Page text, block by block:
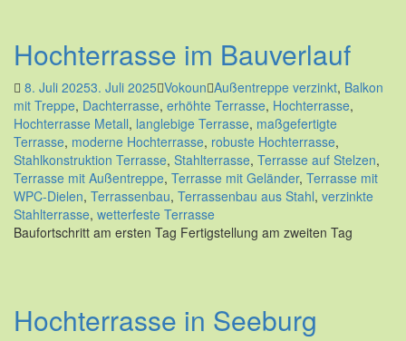
Hochterrasse im Bauverlauf
8. Juli 20253. Juli 2025 Vokoun Außentreppe verzinkt, Balkon
mit Treppe, Dachterrasse, erhöhte Terrasse, Hochterrasse,
Hochterrasse Metall, langlebige Terrasse, maßgefertigte
Terrasse, moderne Hochterrasse, robuste Hochterrasse,
Stahlkonstruktion Terrasse, Stahlterrasse, Terrasse auf Stelzen,
Terrasse mit Außentreppe, Terrasse mit Geländer, Terrasse mit
WPC-Dielen, Terrassenbau, Terrassenbau aus Stahl, verzinkte
Stahlterrasse, wetterfeste Terrasse
Baufortschritt am ersten Tag Fertigstellung am zweiten Tag
Hochterrasse in Seeburg